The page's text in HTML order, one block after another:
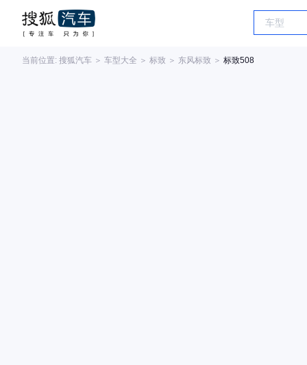
当前位置: 搜狐汽车 ＞ 车型大全 ＞ 标致 ＞ 东风标致 ＞ 标致508